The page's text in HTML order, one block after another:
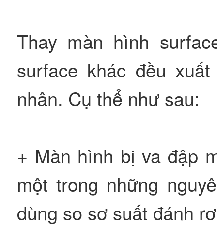
Thay màn hình
surface khác đều
nhân. Cụ thể như sau:
+ Màn hình bị va đập
một trong những
dùng so sơ suất đánh